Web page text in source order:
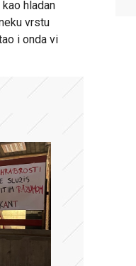
hladan
vrstu
i onda vi